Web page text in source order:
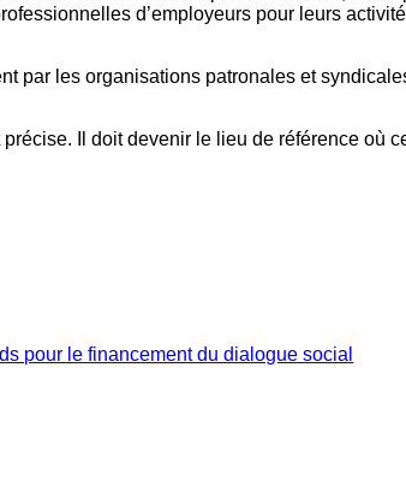
d’employeurs pour leurs
par les organisations patronales et
Il doit devenir le lieu de référence où
pour le financement du dialogue social